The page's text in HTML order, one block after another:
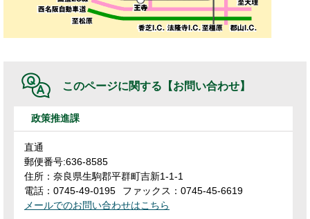
このページに関する 【お問い合わせ】
政策推進課
直通
郵便番号:636-8585
住所：奈良県生駒郡平群町吉新1-1-1
電話：0745-49-0195
ファックス：0745-45-6619
メールでのお問い合わせはこちら